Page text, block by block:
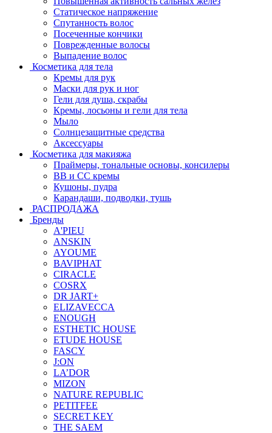
Статическое напряжение
Спутанность волос
Посеченные кончики
Поврежденные волосы
Выпадение волос
Косметика для тела
Кремы для рук
Маски для рук и ног
Гели для душа, скрабы
Кремы, лосьоны и гели для тела
Мыло
Солнцезащитные средства
Аксессуары
Косметика для макияжа
Праймеры, тональные основы, консилеры
BB и CC кремы
Кушоны, пудра
Карандаши, подводки, тушь
РАСПРОДАЖА
Бренды
A'PIEU
ANSKIN
AYOUME
BAVIPHAT
CIRACLE
COSRX
DR JART+
ELIZAVECCA
ENOUGH
ESTHETIC HOUSE
ETUDE HOUSE
FASCY
J:ON
LA’DOR
MIZON
NATURE REPUBLIC
PETITFEE
SEСRET KEY
THE SAEM